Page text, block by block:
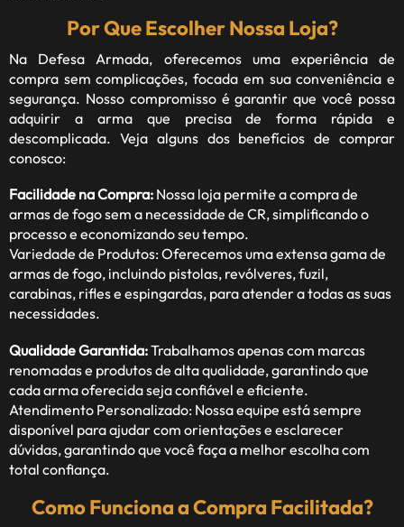
Por Que Escolher Nossa Loja?
Na Defesa Armada, oferecemos uma experiência de
compra sem complicações, focada em sua conveniência e
segurança. Nosso compromisso é garantir que você possa
adquirir a arma que precisa de forma rápida e
descomplicada. Veja alguns dos benefícios de comprar
conosco:
Facilidade na Compra: Nossa loja permite a compra de
armas de fogo sem a necessidade de CR, simplificando o
processo e economizando seu tempo.
Variedade de Produtos: Oferecemos uma extensa gama de
armas de fogo, incluindo pistolas, revólveres, fuzil,
carabinas, rifles e espingardas, para atender a todas as suas
necessidades.
Qualidade Garantida:Trabalhamos apenas com marcas
renomadas e produtos de alta qualidade, garantindo que
cada arma oferecida seja confiável e eficiente.
Atendimento Personalizado: Nossa equipe está sempre
disponível para ajudar com orientações e esclarecer
dúvidas, garantindo que você faça a melhor escolha com
total confiança.
Como Funciona a Compra Facilitada?